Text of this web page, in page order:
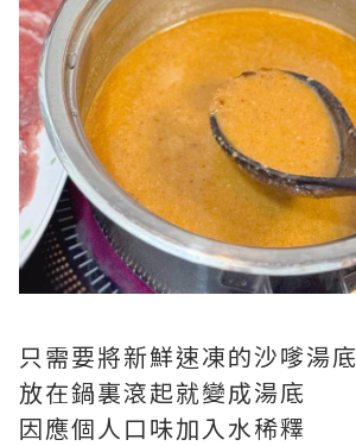
只需要將新鮮速凍的沙嗲湯底
放在鍋裏滾起就變成湯底
因應個人口味加入水稀釋